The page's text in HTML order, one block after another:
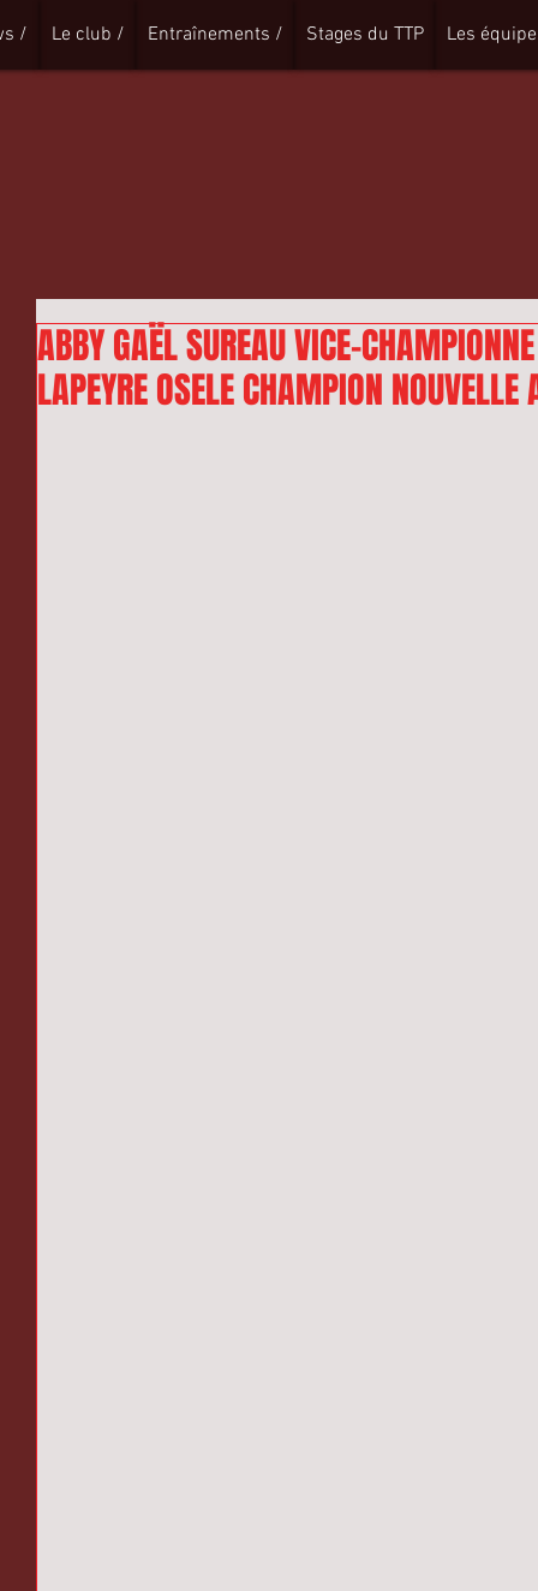
/ Le club / Entraînements / Stages du TTP Les
ABBY GAËL SUREAU VICE-
LAPEYRE OSELE CHAMPION NOUVELLE